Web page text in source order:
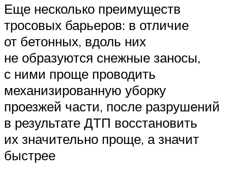
Еще несколько преимуществ
тросовых барьеров: в отличие
от бетонных, вдоль них
не образуются снежные заносы,
с ними проще проводить
механизированную уборку
проезжей части, после разрушений
в результате ДТП восстановить
их значительно проще, а значит
быстрее